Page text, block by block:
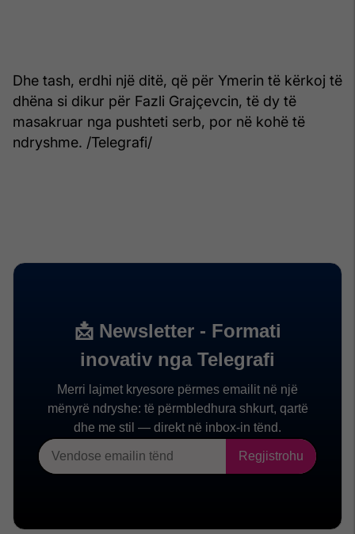
Dhe tash, erdhi një ditë, që për Ymerin të kërkoj të
dhëna si dikur për Fazli Grajçevcin, të dy të
masakruar nga pushteti serb, por në kohë të
ndryshme. /Telegrafi/